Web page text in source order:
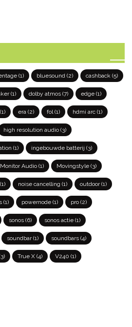
(1) bluesound (2) cashback (5)
(1) dolby atmos (7) edge (1)
(1) era (2) fol(1) hdmi arc (1)
high resolution audio (3)
(1) ingebouwde batterij (3)
Monitor Audio (1) Movingstyle (3)
(1) noise cancelling (1) outdoor(1)
(1) powernode (1) pro (2)
sonos (6) sonos actie (1)
soundbar(1) soundbars (4)
True X (4) V240 (1)